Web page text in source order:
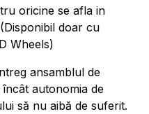
oricine se afla in
doar cu
Wheels)
ansamblul de
autonomia de
să nu aibă de suferit.